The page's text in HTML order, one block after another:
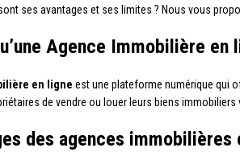
ses avantages et ses limites ? Nous vous
Agence Immobilière en
en ligne est une plateforme numérique qui
de vendre ou louer leurs biens
des agences immobilières